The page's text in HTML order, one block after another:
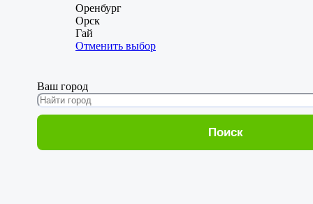
Оренбург
Орск
Гай
Отменить выбор
Ваш город
Поиск